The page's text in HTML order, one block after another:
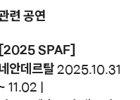
련 공연
[2025 SPAF]
안데르탈 2025.10.31
11.02 |